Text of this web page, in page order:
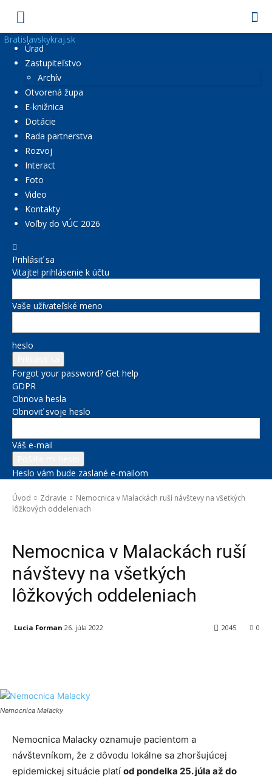
Bratislavskykraj.sk
Úrad
Zastupiteľstvo
Archív
Otvorená župa
E-knižnica
Dotácie
Rada partnerstva
Rozvoj
Interact
Foto
Video
Kontakty
Voľby do VÚC 2026
Prihlásiť sa
Vitajte! prihlásenie k účtu
Vaše užívateľské meno
heslo
Forgot your password? Get help
GDPR
Obnova hesla
Obnoviť svoje heslo
Váš e-mail
Heslo vám bude zaslané e-mailom
Úvod Zdravie
Nemocnica v Malackách ruší návštevy na všetkých
lôžkových oddeleniach
Nemocnica v Malackách ruší
návštevy na všetkých
lôžkových oddeleniach
Lucia Forman 26. júla 2022 0
2045
Nemocnica Malacky
Nemocnica Malacky oznamuje pacientom a
návštevníkom, že z dôvodu lokálne sa zhoršujúcej
epidemickej situácie platí od pondelka 25. júla až do